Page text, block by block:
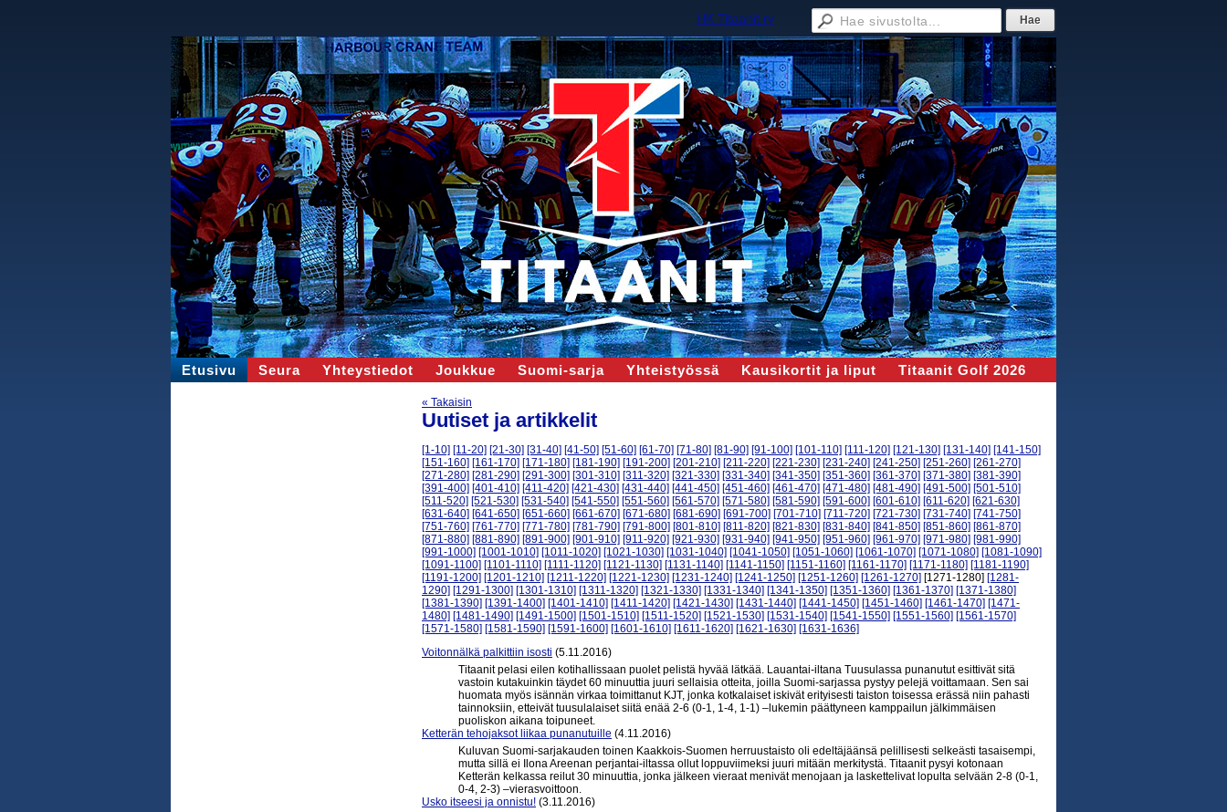
HK Titaanit ry
Etusivu Seura Yhteystiedot Joukkue Suomi-sarja Yhteistyössä Kausikortit ja liput Titaanit Golf 2026
« Takaisin
Uutiset ja artikkelit
[1-10] [11-20] [21-30] [31-40] [41-50] [51-60] [61-70] [71-80] [81-90] [91-100] [101-110] [111-120] [121-130] [131-140] [141-150]
[151-160] [161-170] [171-180] [181-190] [191-200] [201-210] [211-220] [221-230] [231-240] [241-250] [251-260] [261-270]
[271-280] [281-290] [291-300] [301-310] [311-320] [321-330] [331-340] [341-350] [351-360] [361-370] [371-380] [381-390]
[391-400] [401-410] [411-420] [421-430] [431-440] [441-450] [451-460] [461-470] [471-480] [481-490] [491-500] [501-510]
[511-520] [521-530] [531-540] [541-550] [551-560] [561-570] [571-580] [581-590] [591-600] [601-610] [611-620] [621-630]
[631-640] [641-650] [651-660] [661-670] [671-680] [681-690] [691-700] [701-710] [711-720] [721-730] [731-740] [741-750]
[751-760] [761-770] [771-780] [781-790] [791-800] [801-810] [811-820] [821-830] [831-840] [841-850] [851-860] [861-870]
[871-880] [881-890] [891-900] [901-910] [911-920] [921-930] [931-940] [941-950] [951-960] [961-970] [971-980] [981-990]
[991-1000] [1001-1010] [1011-1020] [1021-1030] [1031-1040] [1041-1050] [1051-1060] [1061-1070] [1071-1080] [1081-1090]
[1091-1100] [1101-1110] [1111-1120] [1121-1130] [1131-1140] [1141-1150] [1151-1160] [1161-1170] [1171-1180] [1181-1190]
[1191-1200] [1201-1210] [1211-1220] [1221-1230] [1231-1240] [1241-1250] [1251-1260] [1261-1270] [1271-1280] [1281-
1290] [1291-1300] [1301-1310] [1311-1320] [1321-1330] [1331-1340] [1341-1350] [1351-1360] [1361-1370] [1371-1380]
[1381-1390] [1391-1400] [1401-1410] [1411-1420] [1421-1430] [1431-1440] [1441-1450] [1451-1460] [1461-1470] [1471-
1480] [1481-1490] [1491-1500] [1501-1510] [1511-1520] [1521-1530] [1531-1540] [1541-1550] [1551-1560] [1561-1570]
[1571-1580] [1581-1590] [1591-1600] [1601-1610] [1611-1620] [1621-1630] [1631-1636]
Voitonnälkä palkittiin isosti (5.11.2016)
Titaanit pelasi eilen kotihallissaan puolet pelistä hyvää lätkää. Lauantai-iltana Tuusulassa punanutut esittivät sitä
vastoin kutakuinkin täydet 60 minuuttia juuri sellaisia otteita, joilla Suomi-sarjassa pystyy pelejä voittamaan. Sen sai
huomata myös isännän virkaa toimittanut KJT, jonka kotkalaiset iskivät erityisesti taiston toisessa erässä niin pahasti
tainnoksiin, etteivät tuusulalaiset siitä enää 2-6 (0-1, 1-4, 1-1) –lukemin päättyneen kamppailun jälkimmäisen
puoliskon aikana toipuneet.
Ketterän tehojaksot liikaa punanutuille (4.11.2016)
Kuluvan Suomi-sarjakauden toinen Kaakkois-Suomen herruustaisto oli edeltäjäänsä pelillisesti selkeästi tasaisempi,
mutta sillä ei Ilona Areenan perjantai-iltassa ollut loppuviimeksi juuri mitään merkitystä. Titaanit pysyi kotonaan
Ketterän kelkassa reilut 30 minuuttia, jonka jälkeen vieraat menivät menojaan ja laskettelivat lopulta selvään 2-8 (0-1,
0-4, 2-3) –vierasvoittoon.
Usko itseesi ja onnistu! (3.11.2016)